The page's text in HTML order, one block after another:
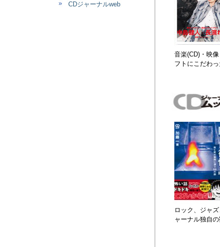
CDジャーナルweb
音楽(CD)・映
フトにこだわ
ロック、ジャ
ャーナル独自